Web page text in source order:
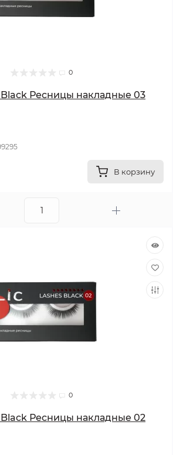
0
Black Ресницы накладные 03
В корзину
0
Black Ресницы накладные 02